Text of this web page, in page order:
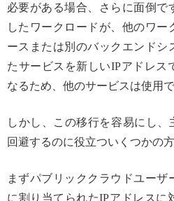
必要がある場合、さらに面倒で
したワークロードが、他のワー
ースまたは別のバックエンドシ
たサービスを新しいIPアドレス
なるため、他のサービスは使用
しかし、この移行を容易にし
回避するのに役立ついくつかの
まずパブリッククラウドユーザ
に割り当てられたIPアドレスに